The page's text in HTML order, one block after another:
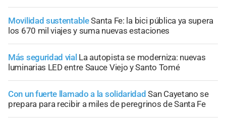
Movilidad sustentableSanta Fe: la bici pública ya supera
los 670 mil viajes y suma nuevas estaciones
Más seguridad vial La autopista se moderniza: nuevas
luminarias LED entre Sauce Viejo y Santo Tomé
Con un fuerte llamado a la solidaridad San Cayetano se
prepara para recibir a miles de peregrinos de Santa Fe